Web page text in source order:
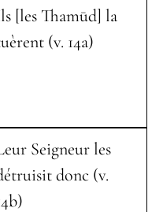
[les Thamūd] la
(v. 14a)
Seigneur les
donc (v.